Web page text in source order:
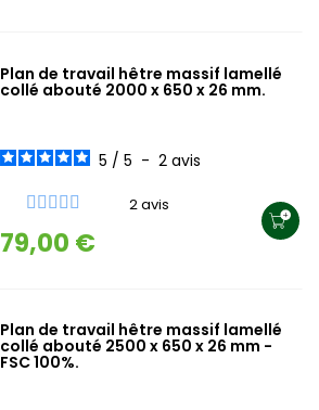
Plan de travail hêtre massif lamellé
collé abouté 2000 x 650 x 26 mm.
5 / 5 - 2 avis
2 avis
79,00 €
Plan de travail hêtre massif lamellé
collé abouté 2500 x 650 x 26 mm -
FSC 100%.